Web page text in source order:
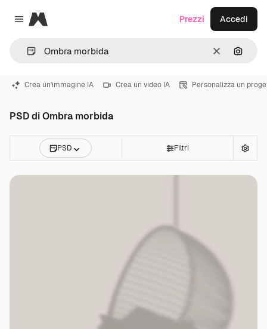
Close menu
Magnific
CancellaCerca
Prezzi Accedi
Crea un'immagine IA Crea un video IA Personalizza un
PSD di Ombra morbida
PSD Filtri